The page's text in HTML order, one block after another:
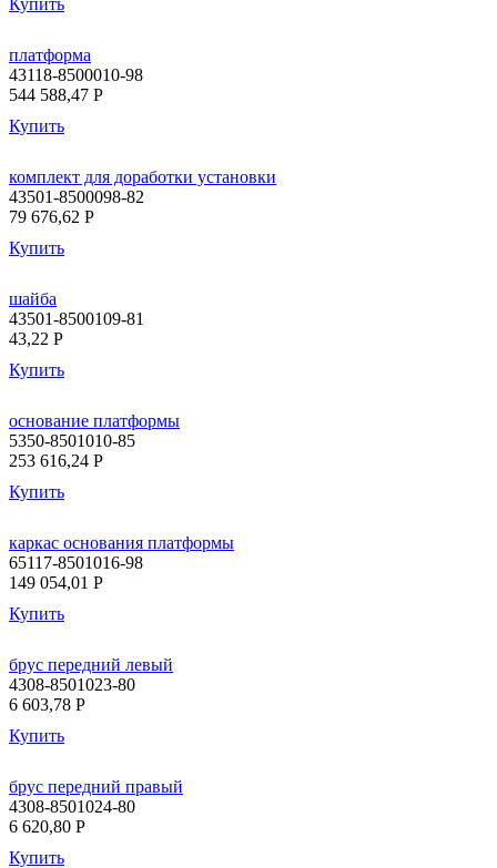
платформа
43118-8500010-98
544 588,47 P
Купить
комплект для доработки установки
43501-8500098-82
79 676,62 P
Купить
шайба
43501-8500109-81
43,22 P
Купить
основание платформы
5350-8501010-85
253 616,24 P
Купить
каркас основания платформы
65117-8501016-98
149 054,01 P
Купить
брус передний левый
4308-8501023-80
6 603,78 P
Купить
брус передний правый
4308-8501024-80
6 620,80 P
Купить